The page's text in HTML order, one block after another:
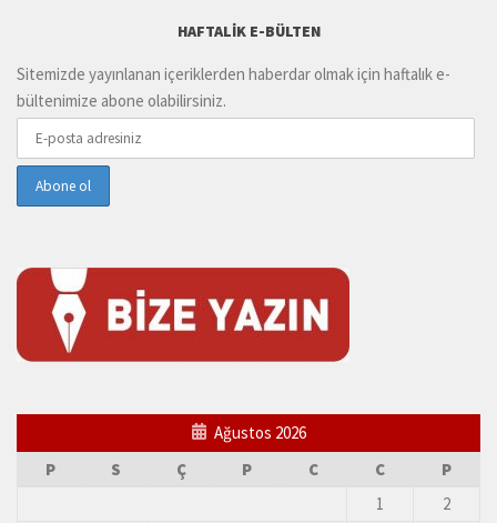
HAFTALIK E-BÜLTEN
Sitemizde yayınlanan içeriklerden haberdar olmak için haftalık e-
bültenimize abone olabilirsiniz.
Ağustos 2026
P
S Ç P C C
P
1
2